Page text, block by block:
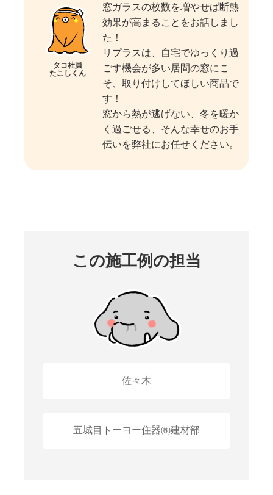
タコ社員
たこしくん
窓ガラスの枚数を増やせば断熱
効果が高まることをお話しまし
た！
リプラスは、自宅でゆっくり過
ごす機会が多い居間の窓にこ
そ、取り付けしてほしい商品で
す！
窓から熱が逃げない、冬を暖か
く過ごせる、そんな幸せのお手
伝いを弊社にお任せください。
この施工例の担当
佐々木
五城目トーヨー住器㈱建材部